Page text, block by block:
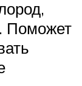
Поможет